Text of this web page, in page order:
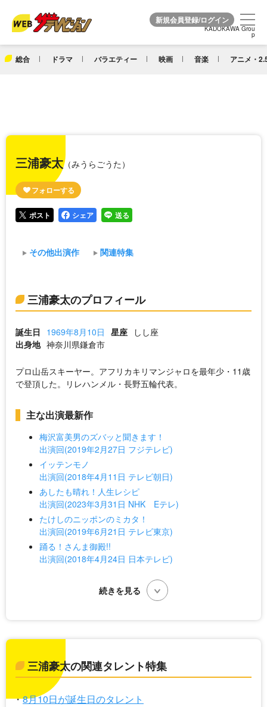
KADOKAWA Grou
p
総合 ドラマ バラエティー 映画 音楽 アニメ・
KADOKAWA Grou
p
三浦豪太（みうらごうた）
ポスト シェア 送る
その他出演作 関連特集
三浦豪太のプロフィール
誕生日 1969年8月10日 星座
しし座
出身地 神奈川県鎌倉市
プロ山岳スキーヤー。アフリカキリマンジャロを最年少・11歳
で登頂した。リレハンメル・長野五輪代表。
主な出演最新作
梅沢富美男のズバッと聞きます！
出演回(2019年2月27日 フジテレビ)
イッテンモノ
出演回(2018年4月11日 テレビ朝日)
あしたも晴れ！人生レシピ
出演回(2023年3月31日 NHK Eテレ)
たけしのニッポンのミカタ！
出演回(2019年6月21日 テレビ東京)
踊る！さんま御殿!!
出演回(2018年4月24日 日本テレビ)
三浦豪太の関連タレント特集
8月10日が誕生日のタレント